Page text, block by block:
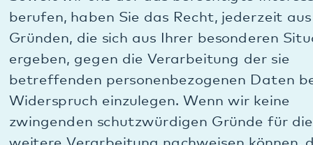
Erfolg des Abrufs,
• Menge der gesendeten Daten,
• Ihren Browser, Browsertyp und Browserversion,
Browser-Engine und Engine-Version,
• Ihr Betriebssystem, Betriebssystem-Version,
Betriebssystem-Typ,
• Ihre anonymisierte IP-Adresse und den Internet-
Service-Provider.